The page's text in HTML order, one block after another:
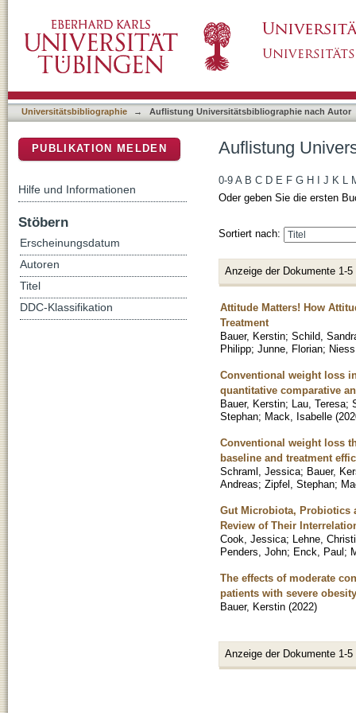
Universitätsbibliographie → Auflistung Universitätsbibliographie nach Autor
Auflistung
0-9 A B C D E F G H J K L
Oder geben Sie die ersten
Sortiert nach:
Anzeige der Dokumente 1-5
Attitude Matters! How
Treatment
Bauer, Kerstin; Schild,
Philipp; Junne, Florian;
Conventional weight loss
quantitative comparative
Bauer, Kerstin; Lau, Teresa;
Stephan; Mack, Isabelle (
Conventional weight loss
baseline and treatment
Schraml, Jessica; Bauer,
Andreas; Zipfel, Stephan;
Gut Microbiota, Probiotics
Review of Their
Cook, Jessica; Lehne,
Penders, John; Enck, Paul;
The effects of moderate
patients with severe obesity
Bauer, Kerstin (2022)
Anzeige der Dokumente 1-5
PUBLIKATION MELDEN
Hilfe und Informationen
Stöbern
Erscheinungsdatum
Autoren
Titel
DDC-Klassifikation